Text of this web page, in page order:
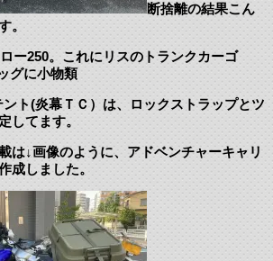
断捨離の結果こん
。
ー250。これにリスのトランクカーゴ
グに小物類
ト(炎幕ＴＣ）は、ロックストラップとツ
してます。
は↓画像のように、アドベンチャーキャリ
成しました。